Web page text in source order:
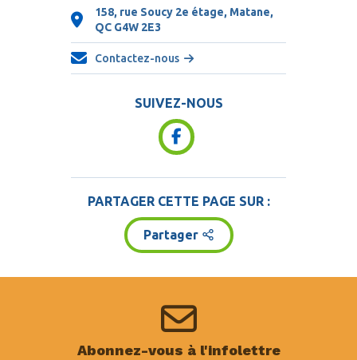
158, rue Soucy 2e étage, Matane,
QC G4W 2E3
Contactez-nous
SUIVEZ-NOUS
PARTAGER CETTE PAGE SUR :
Partager
Abonnez-vous à l'infolettre